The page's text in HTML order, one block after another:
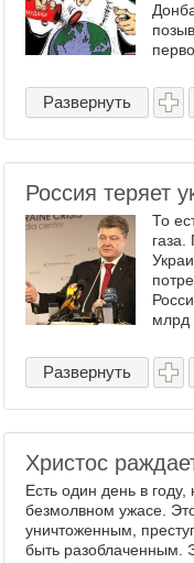
Развернуть
Россия теряет
То
млрд
на
Развернуть
Христос
Есть один день в году,
безмолвном ужасе.
уничтоженным,
быть разоблаченным.